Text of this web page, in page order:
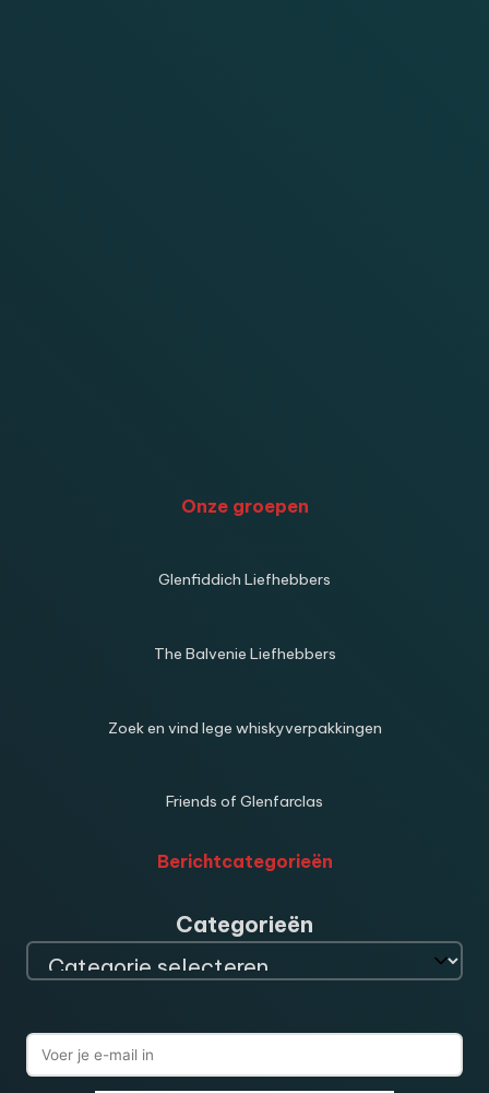
Onze groepen
Glenfiddich Liefhebbers
The Balvenie Liefhebbers
Zoek en vind lege whiskyverpakkingen
Friends of Glenfarclas
Berichtcategorieën
Categorieën